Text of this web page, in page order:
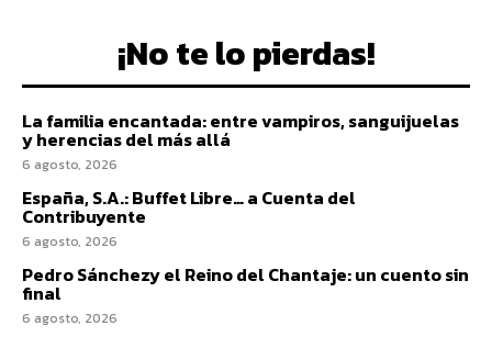
¡No te lo pierdas!
La familia encantada: entre vampiros, sanguijuelas
y herencias del más allá
6 agosto, 2026
España, S.A.: Buffet Libre… a Cuenta del
Contribuyente
6 agosto, 2026
Pedro Sánchezy el Reino del Chantaje: un cuento sin
final
6 agosto, 2026